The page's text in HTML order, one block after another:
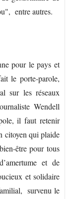
entre autres.
pour le pays et
le porte-parole,
sur les réseaux
Wendell
il faut retenir
citoyen qui plaide
être pour tous
et de
et solidaire
survenu le